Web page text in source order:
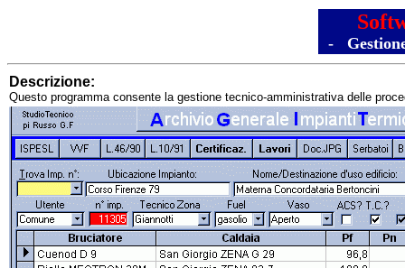
-
Descrizione:
Questo programma consente la gestione tecnico-amministrativa delle